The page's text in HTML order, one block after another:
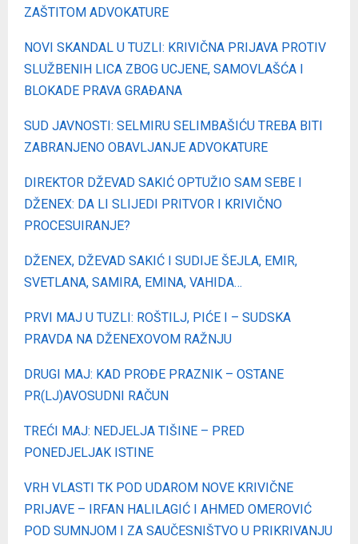
ZAŠTITOM ADVOKATURE
NOVI SKANDAL U TUZLI: KRIVIČNA PRIJAVA PROTIV
SLUŽBENIH LICA ZBOG UCJENE, SAMOVLAŠĆA I
BLOKADE PRAVA GRAĐANA
SUD JAVNOSTI: SELMIRU SELIMBAŠIĆU TREBA BITI
ZABRANJENO OBAVLJANJE ADVOKATURE
DIREKTOR DŽEVAD SAKIĆ OPTUŽIO SAM SEBE I
DŽENEX: DA LI SLIJEDI PRITVOR I KRIVIČNO
PROCESUIRANJE?
DŽENEX, DŽEVAD SAKIĆ I SUDIJE ŠEJLA, EMIR,
SVETLANA, SAMIRA, EMINA, VAHIDA…
PRVI MAJ U TUZLI: ROŠTILJ, PIĆE I – SUDSKA
PRAVDA NA DŽENEXOVOM RAŽNJU
DRUGI MAJ: KAD PROĐE PRAZNIK – OSTANE
PR(LJ)AVOSUDNI RAČUN
TREĆI MAJ: NEDJELJA TIŠINE – PRED
PONEDJELJAK ISTINE
VRH VLASTI TK POD UDAROM NOVE KRIVIČNE
PRIJAVE – IRFAN HALILAGIĆ I AHMED OMEROVIĆ
POD SUMNJOM I ZA SAUČESNIŠTVO U PRIKRIVANJU